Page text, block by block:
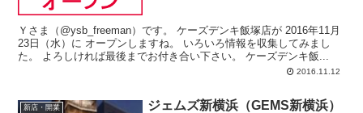
Ｙさま（@ysb_freeman）です。 ケーズデンキ飯塚店が 2016年11月
23日（水）に オープンしますね。 いろいろ情報を収集してみまし
た。 よろしければ最後までお付き合い下さい。 ケーズデンキ飯...
2016.11.12
新店・開業
ジェムズ新横浜（GEMS新横浜）